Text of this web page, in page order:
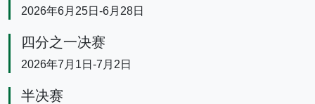
2026年6月25日-6月28日
四分之一决赛
2026年7月1日-7月2日
半决赛